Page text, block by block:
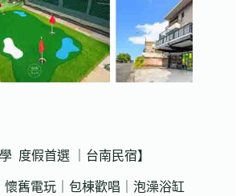
度假首選 ｜台南民宿】
舊電玩｜包棟歡唱｜泡澡浴缸